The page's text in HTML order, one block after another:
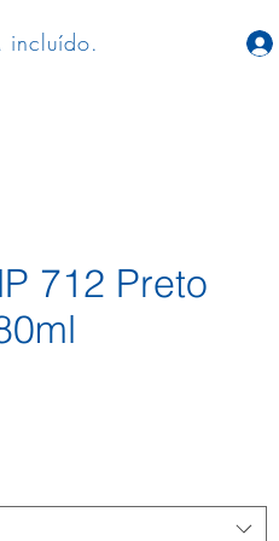
incluído.
712 Preto